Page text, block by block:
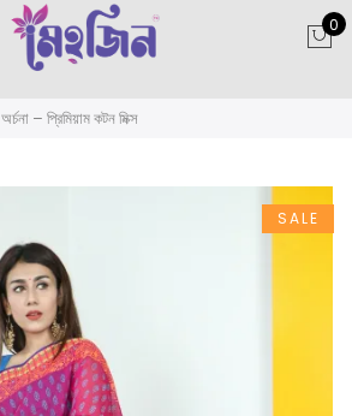
0
অর্চনা – প্রিমিয়াম কটন মিক্স
SALE